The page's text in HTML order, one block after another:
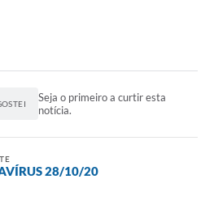
Seja o primeiro a curtir esta
notícia.
28/10/20